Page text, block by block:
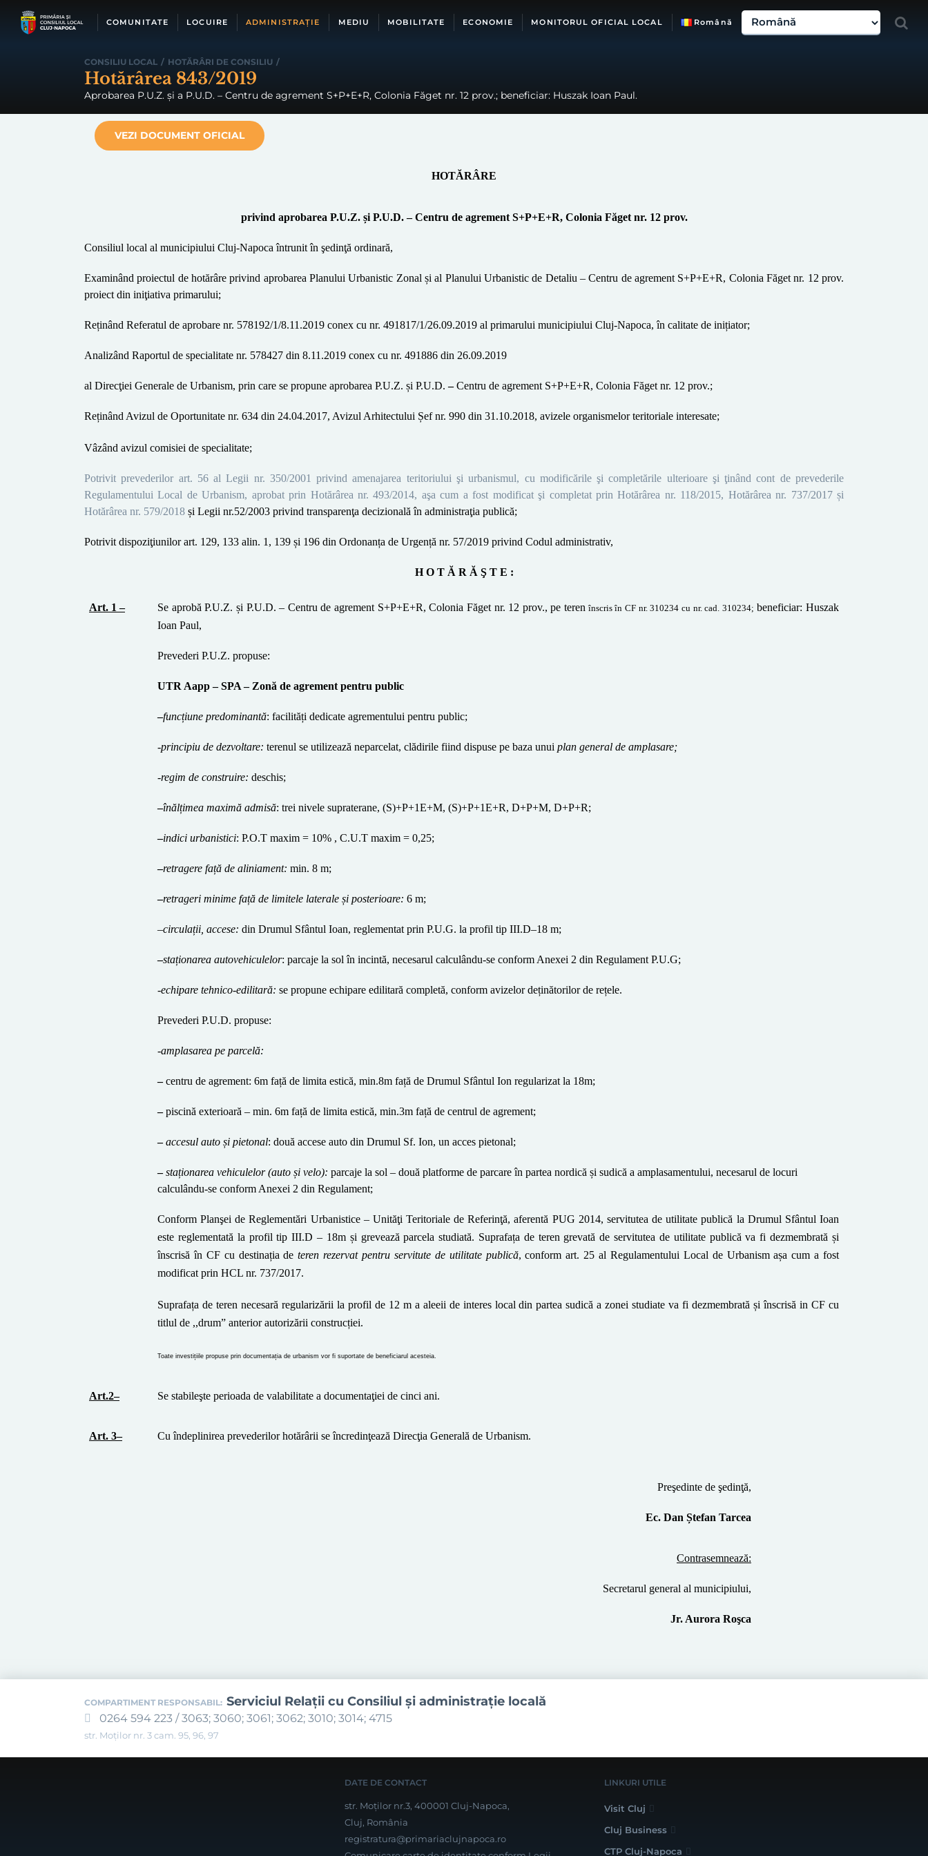
COMUNITATE LOCUIRE ADMINISTRAȚIE MEDIU MOBILITATE ECONOMIE MONITORUL OFICIAL LOCAL Română
CONSILIU LOCAL / HOTĂRÂRI DE CONSILIU /
Hotărârea 843/2019
Aprobarea P.U.Z. și a P.U.D. – Centru de agrement S+P+E+R, Colonia Făget nr. 12 prov.; beneficiar: Huszak Ioan Paul.
VEZI DOCUMENT OFICIAL
HOTĂRÂRE
privind aprobarea P.U.Z. și P.U.D. –Centru de agrement S+P+E+R,Colonia Făgetnr. 12 prov.
Consiliul local al municipiului Cluj-Napoca întrunit în şedinţă ordinară,
Examinând proiectul de hotărâre privind aprobarea Planului Urbanistic Zonal și al Planului Urbanistic de Detaliu –Centru de agrement S+P+E+R, Colonia Făget nr. 12 prov.
proiect din iniţiativa primarului;
Reținând Referatul de aprobare nr. 578192/1/8.11.2019 conex cu nr. 491817/1/26.09.2019 al primarului municipiului Cluj-Napoca, în calitate de inițiator;
Analizând Raportul de specialitate nr. 578427 din 8.11.2019 conex cu nr. 491886 din 26.09.2019
al Direcţiei Generale de Urbanism, prin care se propune aprobarea P.U.Z. și P.U.D.–Centru de agrement S+P+E+R, Colonia Făget nr. 12 prov.;
Reținând Avizul de Oportunitate nr. 634 din 24.04.2017, Avizul Arhitectului Șef nr. 990 din 31.10.2018, avizele organismelor teritoriale interesate;
Vâzând avizul comisiei de specialitate;
Potrivit prevederilor art. 56 al Legii nr. 350/2001 privind amenajarea teritoriului şi urbanismul, cu modificările şi completările ulterioare şi ţinând cont de prevederile
Regulamentului Local deUrbanism, aprobat prin Hotărârea nr. 493/2014, aşa cum a fost modificat şi completat prin Hotărârea nr. 118/2015, Hotărârea nr. 737/2017 și
Hotărârea nr. 579/2018 și Legii nr.52/2003 privind transparenţa decizională în administraţia publică;
Potrivit dispoziţiunilorart. 129, 133 alin. 1, 139 și 196 din Ordonanța de Urgență nr. 57/2019 privind Codul administrativ,
H O T Ă R Ă Ş T E :
Art. 1 – Se aprobăP.U.Z. și P.U.D. – Centru de agrement S+P+E+R, Colonia Făget nr. 12 prov., pe teren înscris în CF nr. 310234 cu nr. cad. 310234; beneficiar: Huszak
Ioan Paul,
Prevederi P.U.Z. propuse:
UTR Aapp – SPA – Zonă de agrement pentru public
–funcțiune predominantă: facilități dedicate agrementului pentru public;
-principiu de dezvoltare: terenul se utilizează neparcelat, clădirile fiind dispuse pe baza unui plan general de amplasare;
-regim de construire: deschis;
–înălțimea maximă admisă: trei nivele supraterane, (S)+P+1E+M, (S)+P+1E+R, D+P+M, D+P+R;
–indici urbanistici: P.O.T maxim = 10% , C.U.T maxim = 0,25;
–retragere față de aliniament: min. 8 m;
–retrageri minime față de limitele laterale și posterioare: 6 m;
–circulații, accese: din Drumul Sfântul Ioan, reglementat prin P.U.G. la profil tip III.D–18 m;
–staționarea autovehiculelor: parcaje la sol în incintă, necesarul calculându-se conform Anexei 2 din Regulament P.U.G;
-echipare tehnico-edilitară: se propune echipare edilitară completă, conform avizelor deținătorilor de rețele.
Prevederi P.U.D. propuse:
-amplasarea pe parcelă:
–centru de agrement: 6m față de limita estică, min.8m față de Drumul Sfântul Ion regularizat la 18m;
–piscină exterioară – min. 6m față de limita estică, min.3m față de centrul de agrement;
–accesul auto și pietonal: două accese auto din Drumul Sf. Ion, un acces pietonal;
–staționarea vehiculelor (auto și velo): parcaje la sol – două platforme de parcare în partea nordică și sudică a amplasamentului, necesarul de locuri
calculându-se conform Anexei 2 din Regulament;
Conform Planşei de Reglementări Urbanistice – Unităţi Teritoriale de Referinţă, aferentă PUG 2014, servitutea de utilitate publică la Drumul Sfântul Ioan
este reglementată la profil tip III.D – 18m și grevează parcela studiată. Suprafața de teren grevată de servitutea de utilitate publică va fi dezmembrată și
înscrisă în CF cu destinația deteren rezervat pentru servitute de utilitate publică, conform art. 25 al Regulamentului Local de Urbanism așa cum a fost
modificat prin HCL nr. 737/2017.
Suprafața de teren necesară regularizării la profil de 12 m a aleeii de interes local din partea sudică a zonei studiate va fi dezmembrată și înscrisă in CF cu
titlul de ,,drum” anterior autorizării construcției.
Toate investițiile propuse prin documentația de urbanism vor fi suportate de beneficiarul acesteia.
Art.2– Se stabileşte perioada de valabilitate a documentaţiei de cinci ani.
Art. 3– Cu îndeplinirea prevederilor hotărârii se încredinţează Direcţia Generală de Urbanism.
Preşedinte de şedinţă,
Ec. Dan Ștefan Tarcea
Contrasemnează:
Secretarul general al municipiului,
Jr. Aurora Roşca
COMPARTIMENT RESPONSABIL: Serviciul Relaţii cu Consiliul şi administraţie locală
0264 594 223 / 3063; 3060; 3061; 3062; 3010; 3014; 4715
str. Moților nr. 3 cam. 95, 96, 97
DATE DE CONTACT
str. Moților nr.3, 400001 Cluj-Napoca,
Cluj, România
registratura@primariaclujnapoca.ro
LINKURI UTILE
Visit Cluj
Cluj Business
CTP Cluj-Napoca